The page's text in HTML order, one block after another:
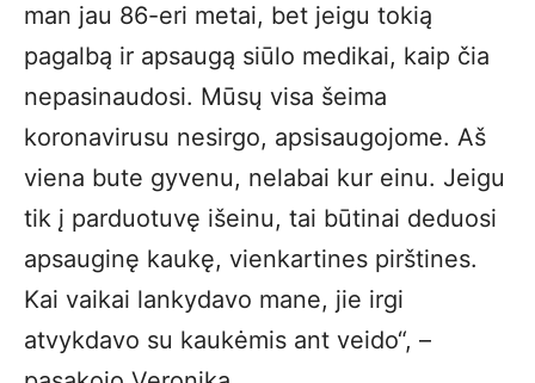
man jau 86-eri metai, bet jeigu tokią
pagalbą ir apsaugą siūlo medikai, kaip čia
nepasinaudosi. Mūsų visa šeima
koronavirusu nesirgo, apsisaugojome. Aš
viena bute gyvenu, nelabai kur einu. Jeigu
tik į parduotuvę išeinu, tai būtinai deduosi
apsauginę kaukę, vienkartines pirštines.
Kai vaikai lankydavo mane, jie irgi
atvykdavo su kaukėmis ant veido“, –